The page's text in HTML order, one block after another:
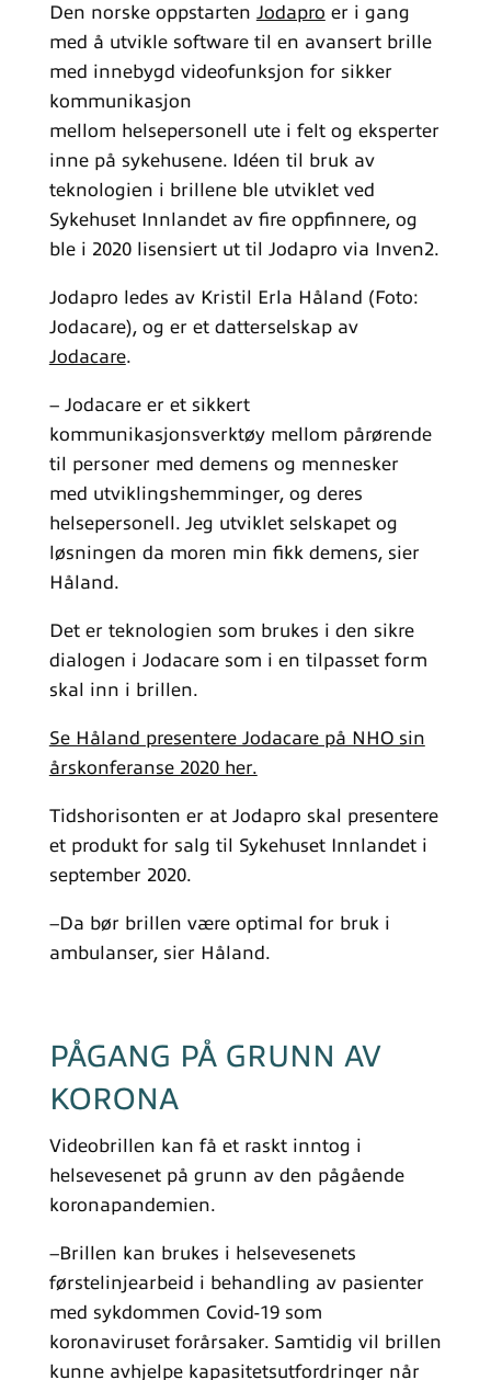
Den norske oppstarten Jodapro er i gang
med å utvikle software til en avansert brille
med innebygd videofunksjon for sikker
kommunikasjon
mellom helsepersonell ute i felt og eksperter
inne på sykehusene. Idéen til bruk av
teknologien i brillene ble utviklet ved
Sykehuset Innlandet av fire oppfinnere, og
ble i 2020 lisensiert ut til Jodapro via Inven2.
Jodapro ledes av Kristil Erla Håland (Foto:
Jodacare), og er et datterselskap av
Jodacare.
– Jodacare er et sikkert
kommunikasjonsverktøy mellom pårørende
til personer med demens og mennesker
med utviklingshemminger, og deres
helsepersonell. Jeg utviklet selskapet og
løsningen da moren min fikk demens, sier
Håland.
Det er teknologien som brukes i den sikre
dialogen i Jodacare som i en tilpasset form
skal inn i brillen.
Se Håland presentere Jodacare på NHO sin
årskonferanse 2020 her.
Tidshorisonten er at Jodapro skal presentere
et produkt for salg til Sykehuset Innlandet i
september 2020.
–Da bør brillen være optimal for bruk i
ambulanser, sier Håland.
PÅGANG PÅ GRUNN AV
KORONA
Videobrillen kan få et raskt inntog i
helsevesenet på grunn av den pågående
koronapandemien.
–Brillen kan brukes i helsevesenets
førstelinjearbeid i behandling av pasienter
med sykdommen Covid-19 som
koronaviruset forårsaker. Samtidig vil brillen
kunne avhjelpe kapasitetsutfordringer når